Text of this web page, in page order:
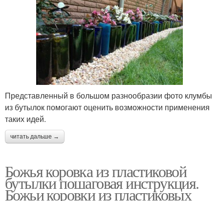
Представленный в большом разнообразии фото клумбы
из бутылок помогают оценить возможности применения
таких идей.
читать дальше →
Божья коровка из пластиковой
бутылки пошаговая инструкция.
Божьи коровки из пластиковых